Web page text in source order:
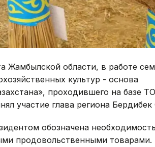
Жамбылской области, в работе
культур - основа
проходившего на базе
участие глава региона Бердибек
обозначена необходимость
продовольственными